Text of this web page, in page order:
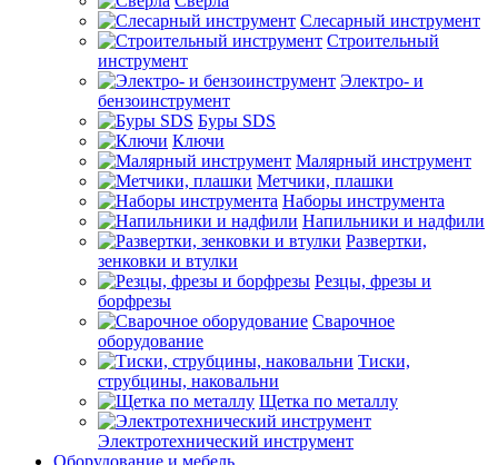
Слесарный инструмент
Строительный
инструмент
Электро- и
бензоинструмент
Буры SDS
Ключи
Малярный инструмент
Метчики, плашки
Наборы инструмента
Напильники и надфили
Развертки,
зенковки и втулки
Резцы, фрезы и
борфрезы
Сварочное
оборудование
Тиски,
струбцины, наковальни
Щетка по металлу
Электротехнический инструмент
Оборудование и мебель